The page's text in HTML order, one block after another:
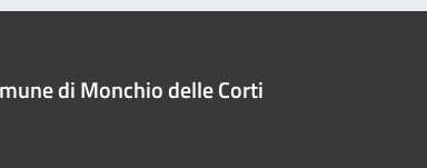
di Monchio delle Corti